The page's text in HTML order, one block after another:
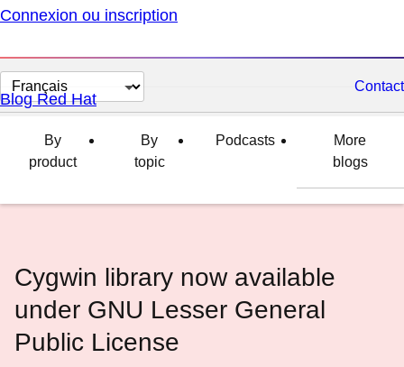
Connexion ou inscription
Changer
la
langue
Contact
Blog Red Hat
By
product
By
topic
Podcasts
More
blogs
Cygwin library now available
under GNU Lesser General
Public License